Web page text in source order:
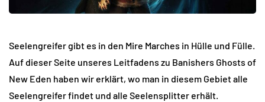
Seelengreifer gibt es in den Mire Marches in Hülle und Fülle.
Auf dieser Seite unseres Leitfadens zu Banishers Ghosts of
New Eden haben wir erklärt, wo man in diesem Gebiet alle
Seelengreifer findet und alle Seelensplitter erhält.